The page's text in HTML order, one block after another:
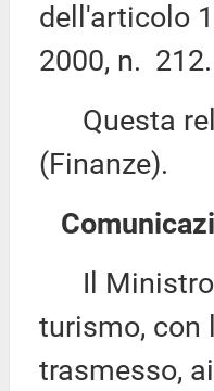
dell'articolo
2000, n. 212.
Questa
(Finanze).
Il Ministro
turismo, con
trasmesso,